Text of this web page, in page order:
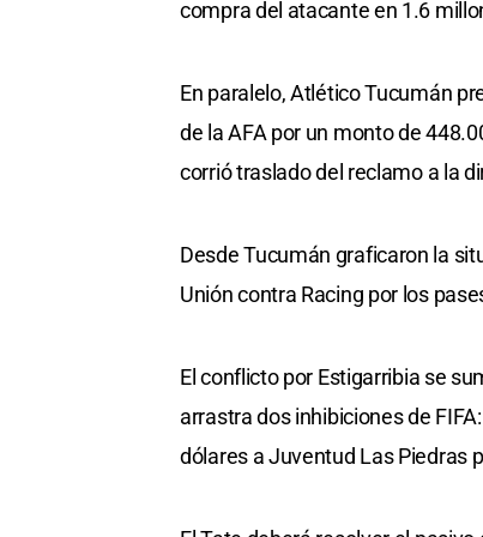
compra del atacante en 1.6
En paralelo, Atlético Tucumán
de la AFA por un monto de
corrió traslado del reclamo a la
Desde Tucumán graficaron la
Unión contra Racing por los
El conflicto por Estigarribia se
arrastra dos inhibiciones de
dólares a Juventud Las Piedras